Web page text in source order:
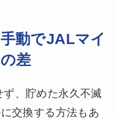
動でJALマイ
差
、貯めた永久不滅
交換する方法もあ